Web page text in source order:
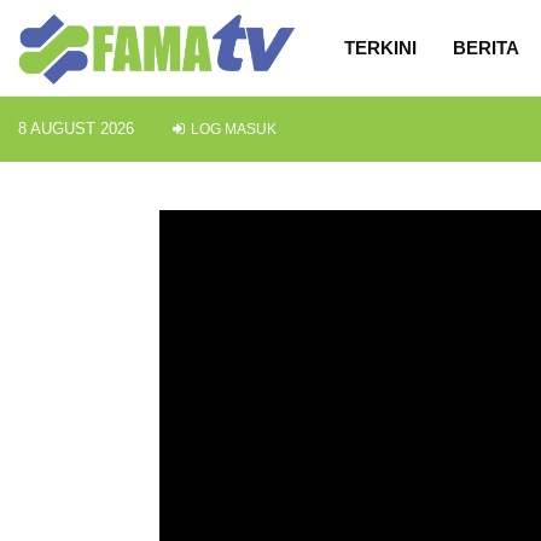
TERKINI BERITA
8 AUGUST 2026 LOG MASUK